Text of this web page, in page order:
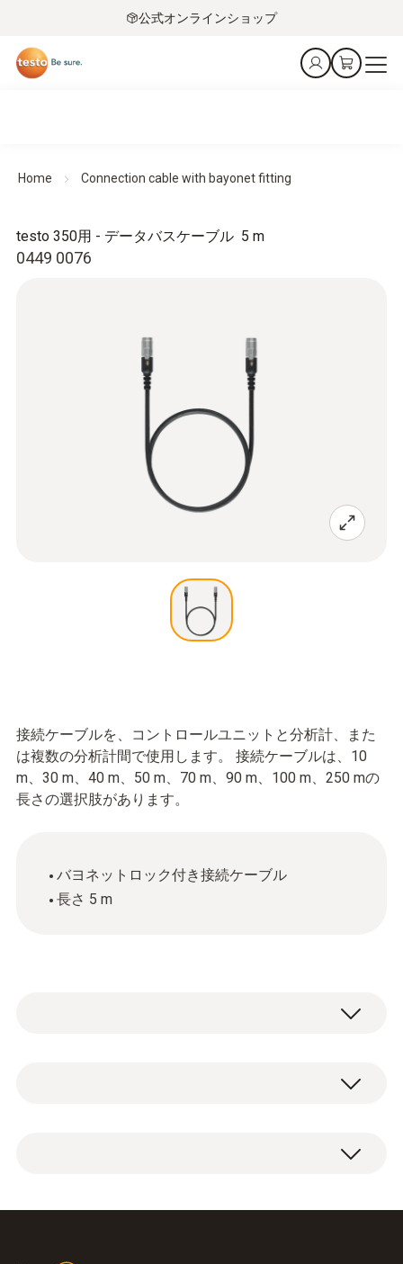
公式オンラインショップ
Home Connection cable with bayonet fitting
0449 0076
testo 350用 - データバスケーブル 5 m
接続ケーブルを、コントロールユニットと分析計、また
は複数の分析計間で使用します。 接続ケーブルは、10
m、30 m、40 m、50 m、70 m、90 m、100 m、250 mの
長さの選択肢があります。
バヨネットロック付き接続ケーブル
長さ 5 m